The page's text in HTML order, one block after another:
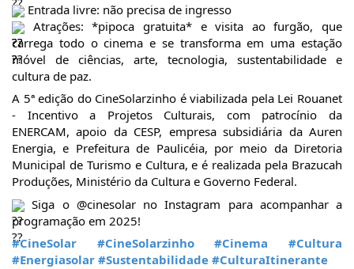
Entrada livre: não precisa de ingresso
Atrações: *pipoca gratuita* e visita ao furgão, que
carrega todo o cinema e se transforma em uma estação
móvel de ciências, arte, tecnologia, sustentabilidade e
cultura de paz.
A 5ª edição do CineSolarzinho é viabilizada pela Lei Rouanet
- Incentivo a Projetos Culturais, com patrocínio da
ENERCAM, apoio da CESP, empresa subsidiária da Auren
Energia, e Prefeitura de Paulicéia, por meio da Diretoria
Municipal de Turismo e Cultura, e é realizada pela Brazucah
Produções, Ministério da Cultura e Governo Federal.
Siga o @cinesolar no Instagram para acompanhar a
programação em 2025!
#CineSolar
#CineSolarzinho #Cinema
#Cultura
#Energiasolar #Sustentabilidade #CulturaItinerante